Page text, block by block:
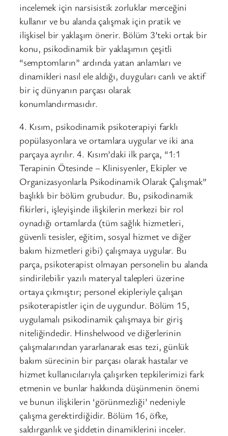
incelemek için narsisistik zorluklar merceğini
kullanır ve bu alanda çalışmak için pratik ve
ilişkisel bir yaklaşım önerir. Bölüm 3’teki ortak bir
konu, psikodinamik bir yaklaşımın çeşitli
“semptomların” ardında yatan anlamları ve
dinamikleri nasıl ele aldığı, duyguları canlı ve aktif
bir iç dünyanın parçası olarak
konumlandırmasıdır.
4. Kısım, psikodinamik psikoterapiyi farklı
popülasyonlara ve ortamlara uygular ve iki ana
parçaya ayrılır. 4. Kısım’daki ilk parça, “1:1
Terapinin Ötesinde – Klinisyenler, Ekipler ve
Organizasyonlarla Psikodinamik Olarak Çalışmak”
başlıklı bir bölüm grubudur. Bu, psikodinamik
fikirleri, işleyişinde ilişkilerin merkezi bir rol
oynadığı ortamlarda (tüm sağlık hizmetleri,
güvenli tesisler, eğitim, sosyal hizmet ve diğer
bakım hizmetleri gibi) çalışmaya uygular. Bu
parça, psikoterapist olmayan personelin bu alanda
sindirilebilir yazılı materyal talepleri üzerine
ortaya çıkmıştır; personel ekipleriyle çalışan
psikoterapistler için de uygundur. Bölüm 15,
uygulamalı psikodinamik çalışmaya bir giriş
niteliğindedir. Hinshelwood ve diğerlerinin
çalışmalarından yararlanarak esas tezi, günlük
bakım sürecinin bir parçası olarak hastalar ve
hizmet kullanıcılarıyla çalışırken tepkilerimizi fark
etmenin ve bunlar hakkında düşünmenin önemi
ve bunun ilişkilerin ‘görünmezliği’ nedeniyle
çalışma gerektirdiğidir. Bölüm 16, öfke,
saldırganlık ve şiddetin dinamiklerini inceler.